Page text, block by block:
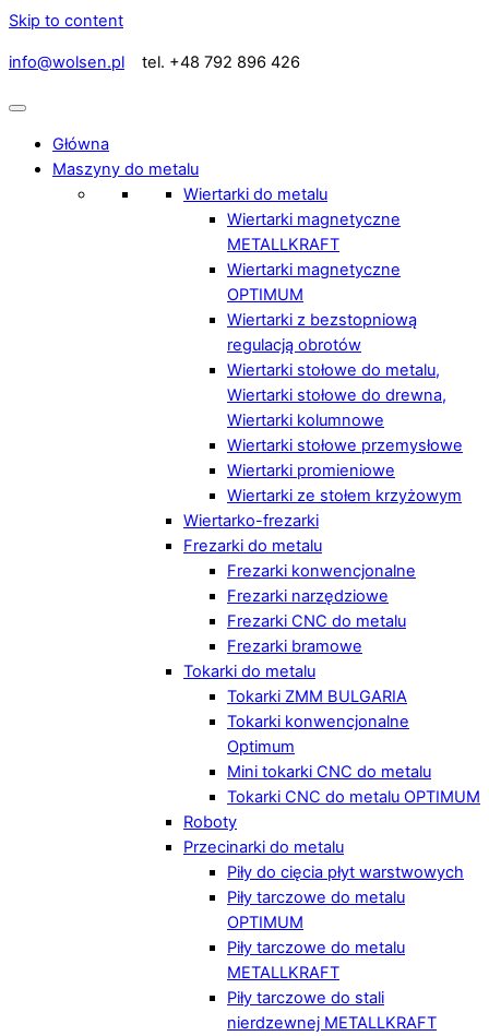
Skip to content
info@wolsen.pl tel. +48 792 896 426
Główna
Maszyny do metalu
Wiertarki do metalu
Wiertarki magnetyczne
METALLKRAFT
Wiertarki magnetyczne
OPTIMUM
Wiertarki z bezstopniową
regulacją obrotów
Wiertarki stołowe do metalu,
Wiertarki stołowe do drewna,
Wiertarki kolumnowe
Wiertarki stołowe przemysłowe
Wiertarki promieniowe
Wiertarki ze stołem krzyżowym
Wiertarko-frezarki
Frezarki do metalu
Frezarki konwencjonalne
Frezarki narzędziowe
Frezarki CNC do metalu
Frezarki bramowe
Tokarki do metalu
Tokarki ZMM BULGARIA
Tokarki konwencjonalne
Optimum
Mini tokarki CNC do metalu
Tokarki CNC do metalu OPTIMUM
Roboty
Przecinarki do metalu
Piły do cięcia płyt warstwowych
Piły tarczowe do metalu
OPTIMUM
Piły tarczowe do metalu
METALLKRAFT
Piły tarczowe do stali
nierdzewnej METALLKRAFT